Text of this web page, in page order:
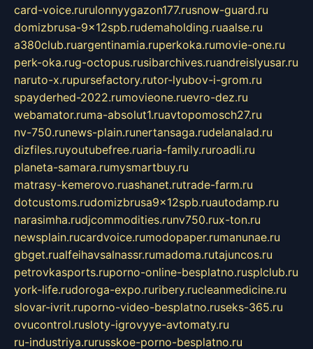
card-voice.rurulonnyygazon177.rusnow-guard.ru
domizbrusa-9x12spb.rudemaholding.ruaalse.ru
a380club.ruargentinamia.ruperkoka.rumovie-one.ru
perk-oka.rug-octopus.rusibarchives.ruandreislyusar.ru
naruto-x.rupursefactory.rutor-lyubov-i-grom.ru
spayderhed-2022.rumovieone.ruevro-dez.ru
webamator.ruma-absolut1.ruavtopomosch27.ru
nv-750.runews-plain.runertansaga.rudelanalad.ru
dizfiles.ruyoutubefree.ruaria-family.ruroadli.ru
planeta-samara.rumysmartbuy.ru
matrasy-kemerovo.ruashanet.rutrade-farm.ru
dotcustoms.rudomizbrusa9x12spb.ruautodamp.ru
narasimha.rudjcommodities.runv750.rux-ton.ru
newsplain.rucardvoice.rumodopaper.rumanunae.ru
gbget.rualfeihavsalnassr.rumadoma.rutajuncos.ru
petrovkasports.ruporno-online-besplatno.rusplclub.ru
york-life.rudoroga-expo.ruribery.rucleanmedicine.ru
slovar-ivrit.ruporno-video-besplatno.ruseks-365.ru
ovucontrol.rusloty-igrovyye-avtomaty.ru
ru-industriya.rurusskoe-porno-besplatno.ru